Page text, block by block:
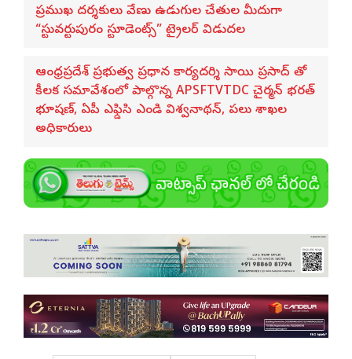
ప్రముఖ దర్శకులు వేణు ఉడుగుల చేతుల మీదుగా
“స్టువర్టుపురం స్టూడెంట్స్” ట్రైలర్ విడుదల
ఆంధ్రప్రదేశ్ ప్రభుత్వ ప్రధాన కార్యదర్శి సాయి ప్రసాద్ తో
కీలక సమావేశంలో పాల్గొన్న APSFTVTDC చైర్మన్ భరత్
భూషణ్, ఏపీ ఎఫ్డిసి ఎండి విశ్వనాథన్, పలు శాఖల
అధికారులు